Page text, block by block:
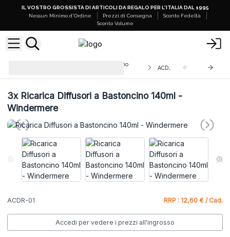
IL VOSTRO GROSSISTA DI ARTICOLI DA REGALO PER L'ITALIA DAL 1995
Nessun Minimo d'Ordine
Prezzi di Consegna
Sconto Fedeltà
Sconto Volume
Ricariche per Diffusori a Bastoncino
3xRicarica Diffusori a Bastoncino 140ml -
Windermere
ACDR-01 RRP : 12,60 € / Cad.
Accedi per vedere i prezzi all'ingrosso